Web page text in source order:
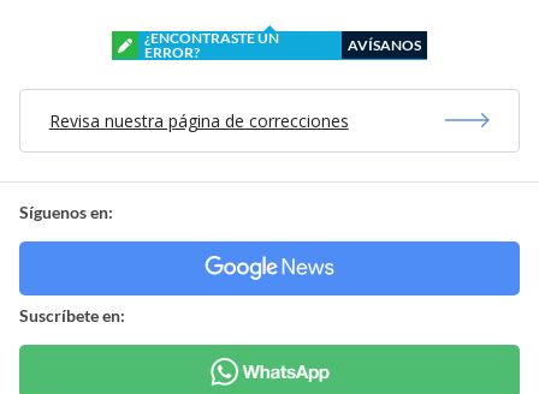
¿ENCONTRASTE UN
ERROR?
AVÍSANOS
Revisa nuestra página de correcciones
Síguenos en:
Suscríbete en: